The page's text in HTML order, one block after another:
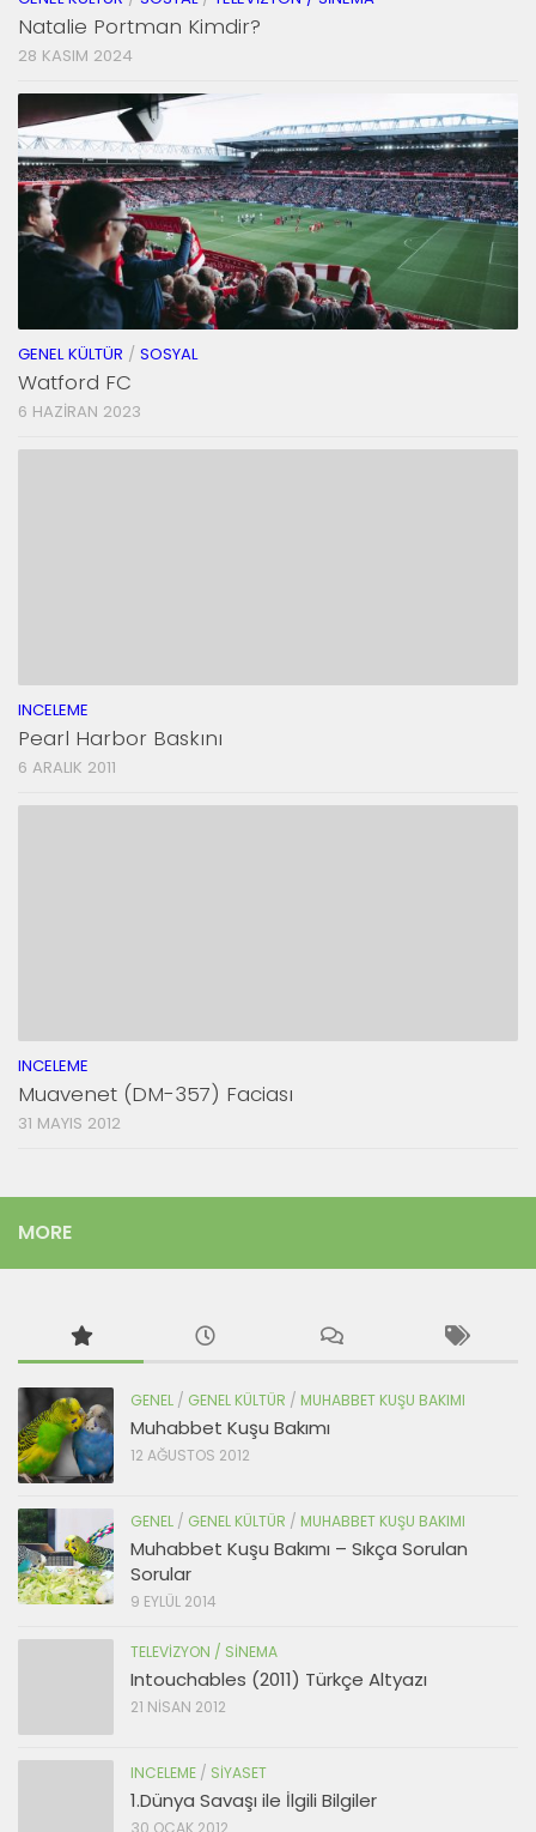
Natalie Portman Kimdir?
28 KASIM 2024
GENEL KÜLTÜR / SOSYAL
Watford FC
6 HAZIRAN 2023
INCELEME
Pearl Harbor Baskını
6 ARALIK 2011
INCELEME
Muavenet (DM-357) Faciası
31 MAYIS 2012
MORE
GENEL / GENEL KÜLTÜR / MUHABBET KUŞU BAKIMI
Muhabbet Kuşu Bakımı
12 AĞUSTOS 2012
GENEL / GENEL KÜLTÜR / MUHABBET KUŞU BAKIMI
Muhabbet Kuşu Bakımı – Sıkça Sorulan
Sorular
9 EYLÜL 2014
TELEVIZYON / SINEMA
Intouchables (2011) Türkçe Altyazı
21 NISAN 2012
INCELEME / SIYASET
1.Dünya Savaşı ile İlgili Bilgiler
30 OCAK 2012